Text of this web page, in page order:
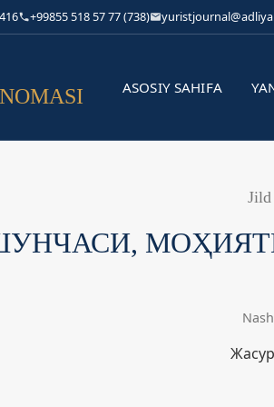
+99855 518 57 77 (738)
ASOSIY SAHIFA
Jild